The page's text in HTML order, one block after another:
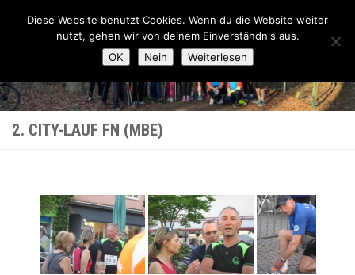
Zum Inhalt springen
Lauftreff-FN
2. CITY-LAUF FN (MBE)
Diese Website benutzt Cookies. Wenn du die Website weiter
nutzt, gehen wir von deinem Einverständnis aus.
OK
Nein Weiterlesen